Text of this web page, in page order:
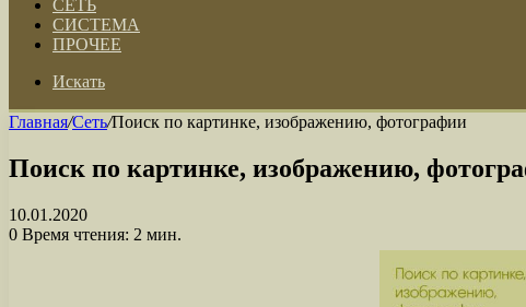
СЕТЬ
СИСТЕМА
ПРОЧЕЕ
Искать
Главная/Сеть/Поиск по картинке, изображению, фотографии
Поиск по картинке, изображению,
10.01.2020
0 Время чтения: 2 мин.